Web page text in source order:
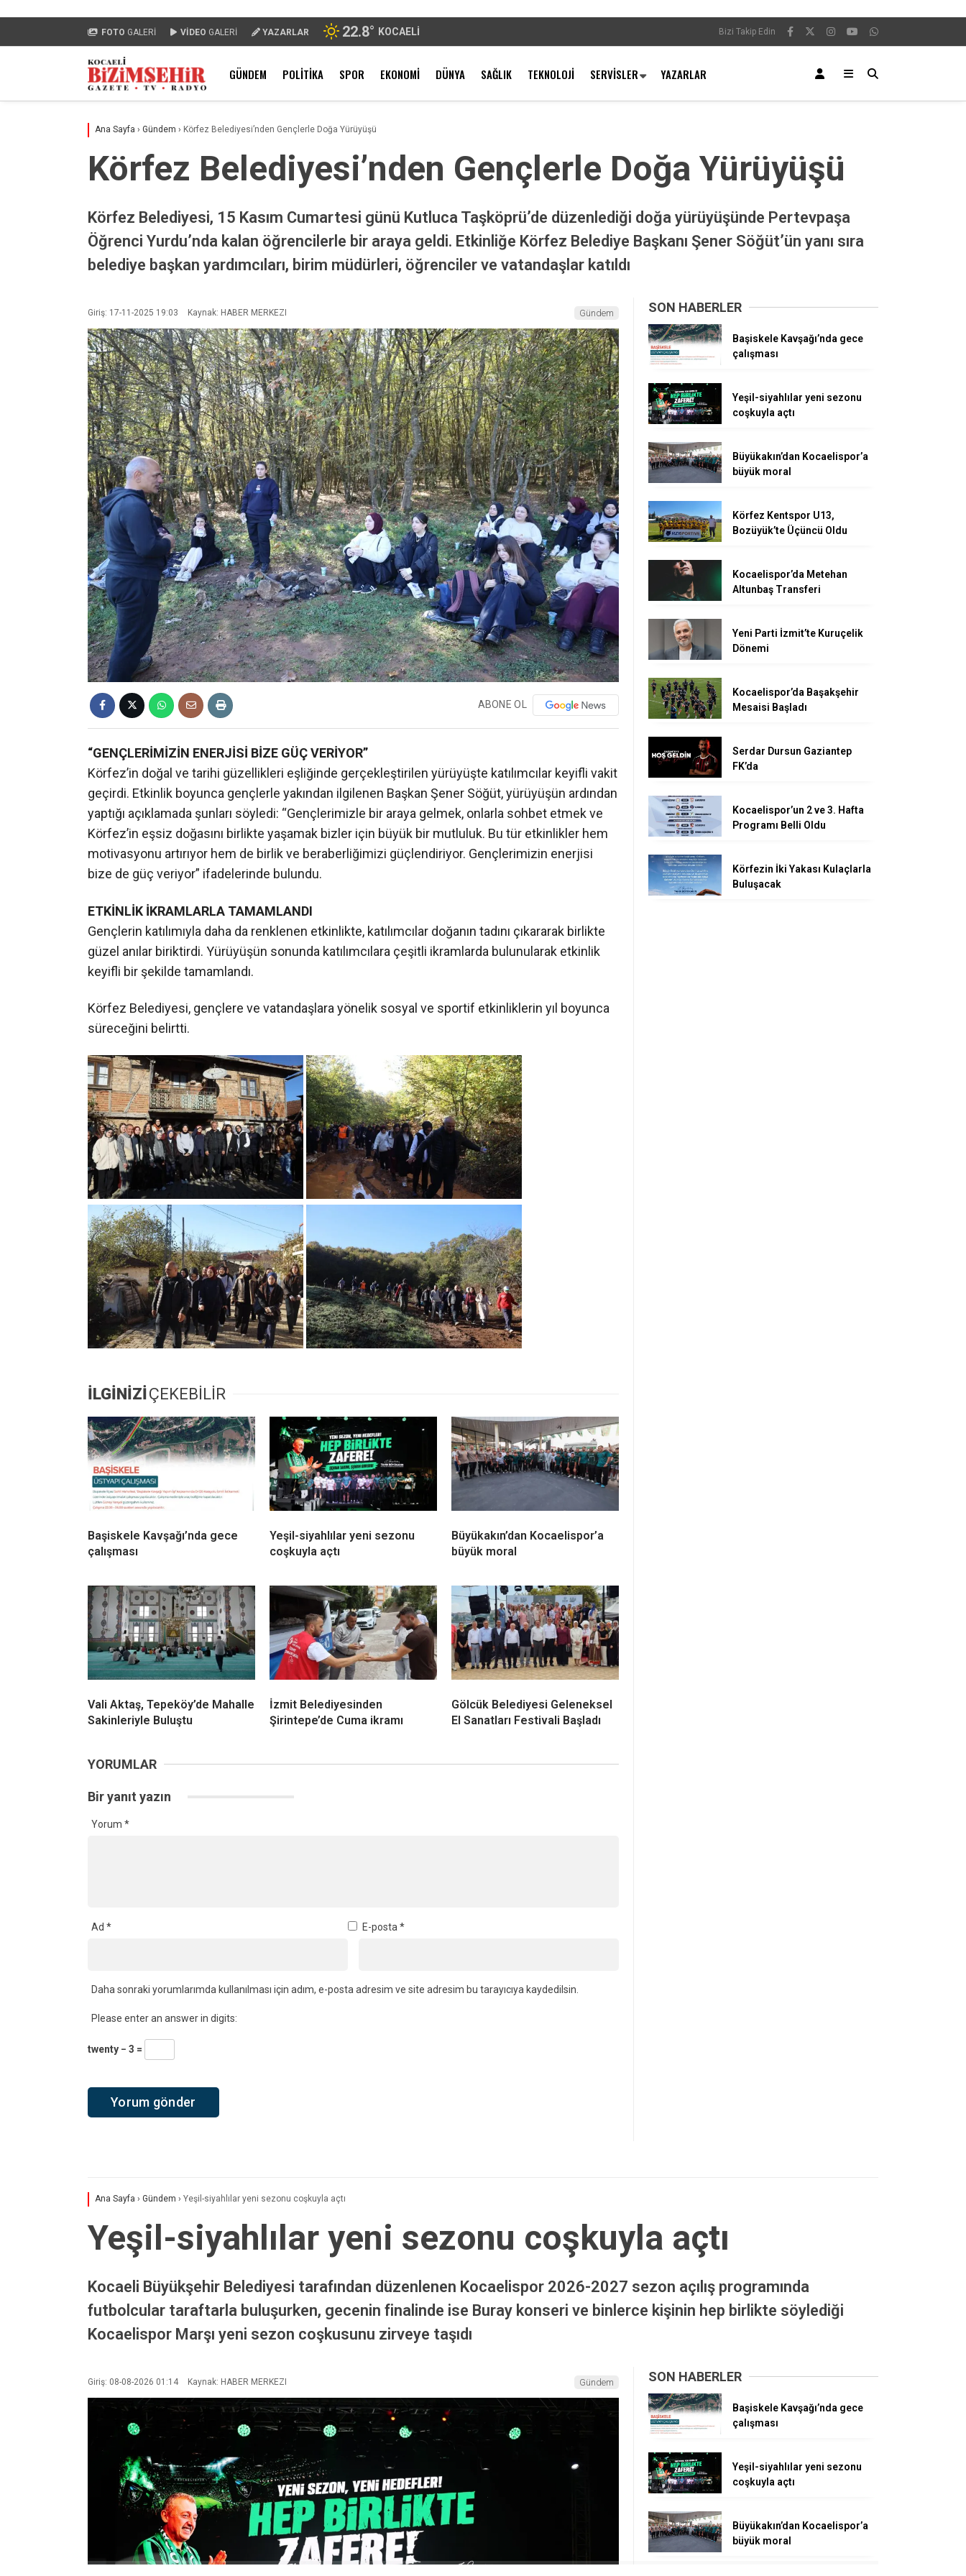
FOTO GALERİ VİDEO GALERİ YAZARLAR 22.8° KOCAELI Bizi Takip Edin
GÜNDEM POLITIKA SPOR EKONOMI DÜNYA SAĞLIK TEKNOLOJI SERVISLER YAZARLAR
Ana Sayfa › Gündem › Körfez Belediyesi’nden Gençlerle Doğa Yürüyüşü
Körfez Belediyesi’nden Gençlerle Doğa Yürüyüşü
Körfez Belediyesi, 15 Kasım Cumartesi günü Kutluca Taşköprü’de düzenlediği doğa yürüyüşünde Pertevpaşa
Öğrenci Yurdu’nda kalan öğrencilerle bir araya geldi. Etkinliğe Körfez Belediye Başkanı Şener Söğüt’ün yanı sıra
belediye başkan yardımcıları, birim müdürleri, öğrenciler ve vatandaşlar katıldı
Giriş: 17-11-2025 19:03 Kaynak: HABER MERKEZI Gündem
ABONE OL
“GENÇLERİMİZİN ENERJİSİ BİZE GÜÇ VERİYOR”
Körfez’in doğal ve tarihi güzellikleri eşliğinde gerçekleştirilen yürüyüşte katılımcılar keyifli vakit
geçirdi. Etkinlik boyunca gençlerle yakından ilgilenen Başkan Şener Söğüt, yürüyüşün ardından
yaptığı açıklamada şunları söyledi: “Gençlerimizle bir araya gelmek, onlarla sohbet etmek ve
Körfez’in eşsiz doğasını birlikte yaşamak bizler için büyük bir mutluluk. Bu tür etkinlikler hem
motivasyonu artırıyor hem de birlik ve beraberliğimizi güçlendiriyor. Gençlerimizin enerjisi
bize de güç veriyor” ifadelerinde bulundu.
ETKİNLİK İKRAMLARLA TAMAMLANDI
Gençlerin katılımıyla daha da renklenen etkinlikte, katılımcılar doğanın tadını çıkararak birlikte
güzel anılar biriktirdi. Yürüyüşün sonunda katılımcılara çeşitli ikramlarda bulunularak etkinlik
keyifli bir şekilde tamamlandı.
Körfez Belediyesi, gençlere ve vatandaşlara yönelik sosyal ve sportif etkinliklerin yıl boyunca
süreceğini belirtti.
İLGİNİZİÇEKEBİLİR
Başiskele Kavşağı’nda gece
çalışması
Yeşil-siyahlılar yeni sezonu
coşkuyla açtı
Büyükakın’dan Kocaelispor’a
büyük moral
Vali Aktaş, Tepeköy’de Mahalle
Sakinleriyle Buluştu
İzmit Belediyesinden
Şirintepe’de Cuma ikramı
Gölcük Belediyesi Geleneksel
El Sanatları Festivali Başladı
YORUMLAR
Bir yanıt yazın
Yorum *
Ad * E-posta *
Daha sonraki yorumlarımda kullanılması için adım, e-posta adresim ve site adresim bu tarayıcıya kaydedilsin.
Please enter an answer in digits:
twenty − 3 =
SON HABERLER
Başiskele Kavşağı’nda gece
çalışması
Yeşil-siyahlılar yeni sezonu
coşkuyla açtı
Büyükakın’dan Kocaelispor’a
büyük moral
Körfez Kentspor U13,
Bozüyük’te Üçüncü Oldu
Kocaelispor’da Metehan
Altunbaş Transferi
Yeni Parti İzmit’te Kuruçelik
Dönemi
Kocaelispor’da Başakşehir
Mesaisi Başladı
Serdar Dursun Gaziantep
FK’da
Kocaelispor’un 2 ve 3. Hafta
Programı Belli Oldu
Körfezin İki Yakası Kulaçlarla
Buluşacak
Ana Sayfa › Gündem › Yeşil-siyahlılar yeni sezonu coşkuyla açtı
Yeşil-siyahlılar yeni sezonu coşkuyla açtı
Kocaeli Büyükşehir Belediyesi tarafından düzenlenen Kocaelispor 2026-2027 sezon açılış programında
futbolcular taraftarla buluşurken, gecenin finalinde ise Buray konseri ve binlerce kişinin hep birlikte söylediği
Kocaelispor Marşı yeni sezon coşkusunu zirveye taşıdı
Giriş: 08-08-2026 01:14 Kaynak: HABER MERKEZI Gündem SON HABERLER
Başiskele Kavşağı’nda gece
çalışması
Yeşil-siyahlılar yeni sezonu
coşkuyla açtı
Büyükakın’dan Kocaelispor’a
büyük moral